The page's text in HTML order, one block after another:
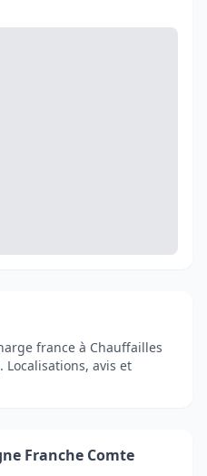
france à Chauffailles
Localisations, avis et
Franche Comte